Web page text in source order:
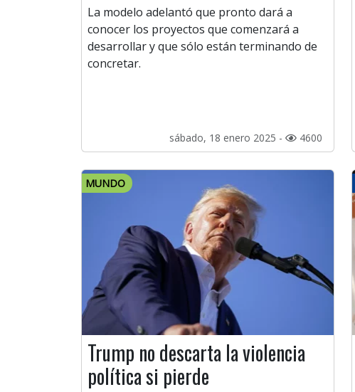
La modelo adelantó que pronto dará a
conocer los proyectos que comenzará a
desarrollar y que sólo están terminando de
concretar.
sábado, 18 enero 2025 - 4600
MUNDO
Trump no descarta la violencia
política si pierde